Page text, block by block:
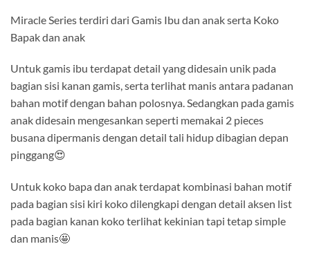
Miracle Series terdiri dari Gamis Ibu dan anak serta Koko
Bapak dan anak
Untuk gamis ibu terdapat detail yang didesain unik pada
bagian sisi kanan gamis, serta terlihat manis antara padanan
bahan motif dengan bahan polosnya. Sedangkan pada gamis
anak didesain mengesankan seperti memakai 2 pieces
busana dipermanis dengan detail tali hidup dibagian depan
pinggang😍
Untuk koko bapa dan anak terdapat kombinasi bahan motif
pada bagian sisi kiri koko dilengkapi dengan detail aksen list
pada bagian kanan koko terlihat kekinian tapi tetap simple
dan manis🤩